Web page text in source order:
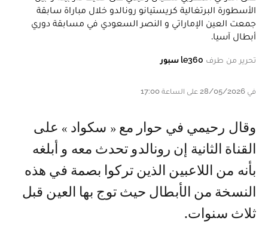
الأسطورة البرتغالية كريستيانو رونالدو خلال مباراة سابقة
جمعت العين الإماراتي و النصر السعودي في مسابقة دوري
أبطال آسيا.
تحرير من طرف le360 سبور
في 28/05/2026 على الساعة 17:00
و قال رحيمي في حوار مع « سكواد » على
القناة الثانية إن رونالدو تحدث معه و أبلغه
بأنه من اللاعبين الذين تركوا بصمة في هذه
النسخة من الأبطال حيث توج بها العين قبل
ثلاث سنوات.